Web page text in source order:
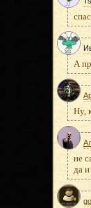
А
Ну,
не
да